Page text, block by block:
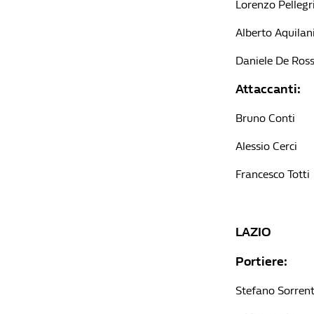
Lorenzo
Alberto Aquilani
Daniele De
Attaccanti:
Bruno Conti
Alessio Cerci
Francesco Totti
LAZIO
Portiere:
Stefano